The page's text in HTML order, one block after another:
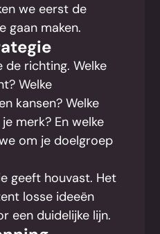
we eerst de
gaan maken.
de richting. Welke
Welke
kansen? Welke
merk? En welke
om je doelgroep
geeft houvast. Het
losse ideeën
een duidelijke lijn.